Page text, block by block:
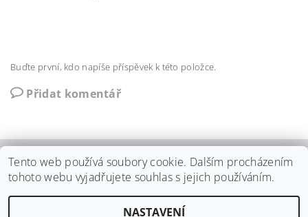
Buďte první, kdo napíše příspěvek k této položce.
Přidat komentář
Zámková dlažba | Ztracené bednění | Betonové obrubníky
Zatravňovací dlažba | Zámková dlažba 6cm | Palisády betonové
Tento web používá soubory cookie. Dalším procházením
tohoto webu vyjadřujete souhlas s jejich používáním.
NASTAVENÍ